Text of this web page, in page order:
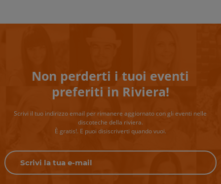
Non perderti i tuoi eventi
preferiti in Riviera!
Scrivi il tuo indirizzo email per rimanere aggiornato con gli eventi nelle
discoteche della riviera.
È gratis!. E puoi disiscriverti quando vuoi.